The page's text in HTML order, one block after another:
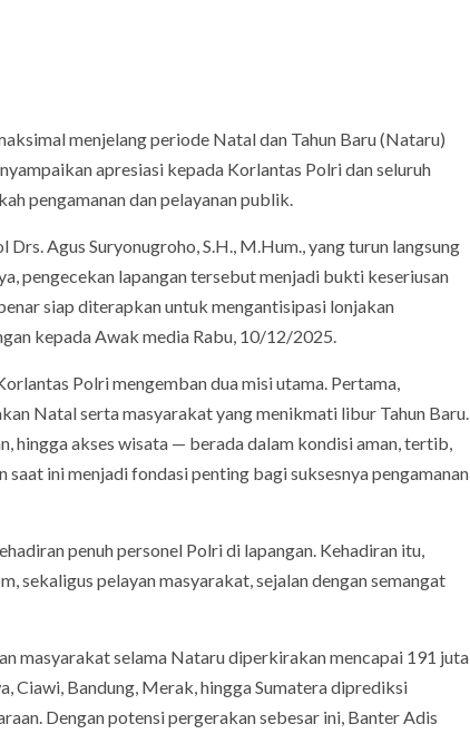
menjelang periode Natal dan Tahun Baru (Nataru)
apresiasi kepada Korlantas Polri dan seluruh
pengamanan dan pelayanan publik.
Agus Suryonugroho, S.H., M.Hum., yang turun langsung
pengecekan lapangan tersebut menjadi bukti keseriusan
siap diterapkan untuk mengantisipasi lonjakan
kepada Awak media Rabu, 10/12/2025.
Polri mengemban dua misi utama. Pertama,
Natal serta masyarakat yang menikmati libur Tahun Baru.
hingga akses wisata — berada dalam kondisi aman, tertib,
ini menjadi fondasi penting bagi suksesnya pengamanan
penuh personel Polri di lapangan. Kehadiran itu,
sekaligus pelayan masyarakat, sejalan dengan semangat
masyarakat selama Nataru diperkirakan mencapai 191 juta
Ciawi, Bandung, Merak, hingga Sumatera diprediksi
Dengan potensi pergerakan sebesar ini, Banter Adis